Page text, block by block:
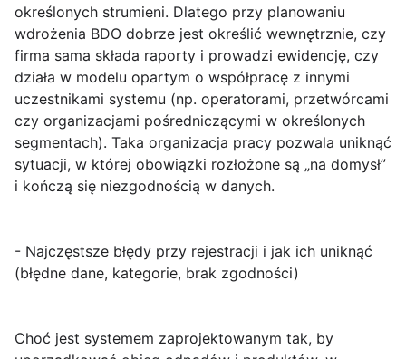
określonych strumieni. Dlatego przy planowaniu
wdrożenia BDO dobrze jest określić wewnętrznie, czy
firma sama składa raporty i prowadzi ewidencję, czy
działa w modelu opartym o współpracę z innymi
uczestnikami systemu (np. operatorami, przetwórcami
czy organizacjami pośredniczącymi w określonych
segmentach). Taka organizacja pracy pozwala uniknąć
sytuacji, w której obowiązki rozłożone są „na domysł”
i kończą się niezgodnością w danych.
- Najczęstsze błędy przy rejestracji i jak ich uniknąć
(błędne dane, kategorie, brak zgodności)
Choć jest systemem zaprojektowanym tak, by